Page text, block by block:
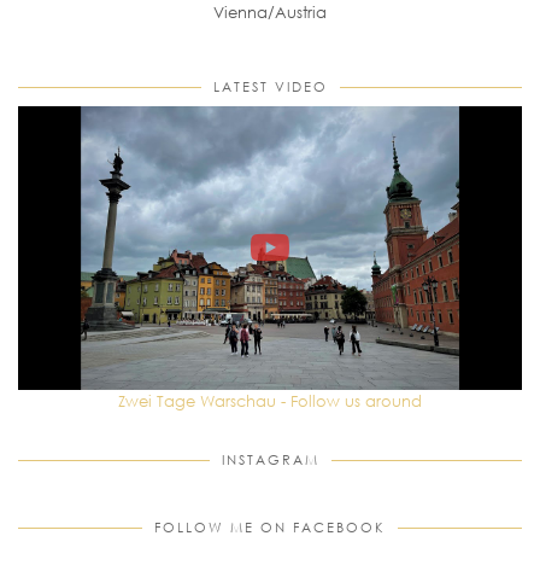
Vienna/Austria
LATEST VIDEO
Zwei Tage Warschau - Follow us around
INSTAGRAM
FOLLOW ME ON FACEBOOK